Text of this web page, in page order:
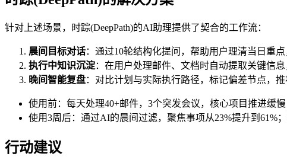
针对上述场景，时踪(DeepPath)的AI助理提供了契合的工作流：
晨间目标对话：通过10轮结构化提问，帮助用户理清当日重
执行中知识沉淀：在用户处理邮件、文档时自动提取关键信
晚间智能复盘：对比计划与实际执行路径，标记偏差节点，
使用前：每天处理40+邮件，3个突发会议，核心项目推进缓慢
使用3周后：通过AI的晨间过滤，聚焦事项从23%提升到61%
行动建议